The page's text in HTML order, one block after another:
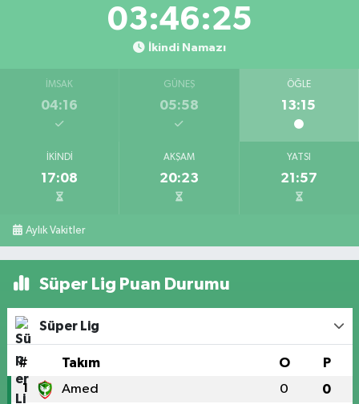
03:46:25
İkindi Namazı
İMSAK
04:16
GÜNEŞ
05:58
ÖĞLE
13:15
İKINDI
17:08
AKŞAM
20:23
YATSI
21:57
Aylık Vakitler
Süper Lig Puan Durumu
Süper Lig
# Takım O P
1 Amed 0 0